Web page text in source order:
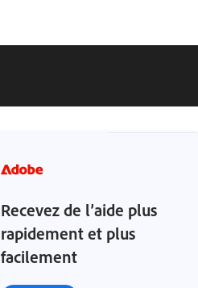
Recevez de l’aide plus
rapidement et plus
facilement